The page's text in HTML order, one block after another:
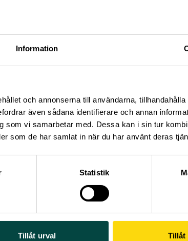
Information
och annonserna till användarna,
även sådana identifierare och annan
som vi samarbetar med. Dessa kan i sin tur
som de har samlat in när du har använt deras
Statistik
Tillåt urval Tillåt
Read more